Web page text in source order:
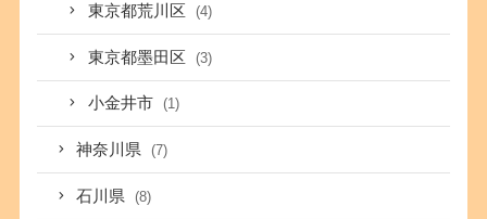
東京都荒川区 (4)
東京都墨田区 (3)
小金井市 (1)
神奈川県 (7)
石川県 (8)